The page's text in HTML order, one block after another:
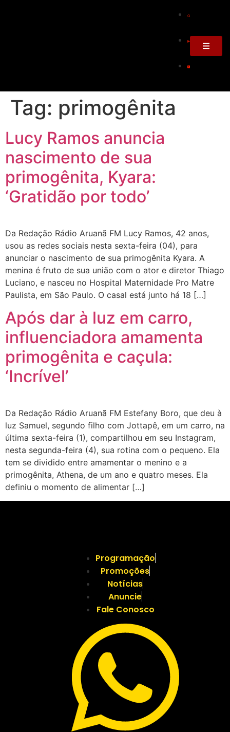
Tag: primogênita
Lucy Ramos anuncia
nascimento de sua
primogênita, Kyara:
‘Gratidão por todo’
Da Redação Rádio Aruanã FM Lucy Ramos, 42 anos,
usou as redes sociais nesta sexta-feira (04), para
anunciar o nascimento de sua primogênita Kyara. A
menina é fruto de sua união com o ator e diretor Thiago
Luciano, e nasceu no Hospital Maternidade Pro Matre
Paulista, em São Paulo. O casal está junto há 18 […]
Após dar à luz em carro,
influenciadora amamenta
primogênita e caçula:
‘Incrível’
Da Redação Rádio Aruanã FM Estefany Boro, que deu à
luz Samuel, segundo filho com Jottapê, em um carro, na
última sexta-feira (1), compartilhou em seu Instagram,
nesta segunda-feira (4), sua rotina com o pequeno. Ela
tem se dividido entre amamentar o menino e a
primogênita, Athena, de um ano e quatro meses. Ela
definiu o momento de alimentar […]
Programação
Promoções
Notícias
Anuncie
Fale Conosco